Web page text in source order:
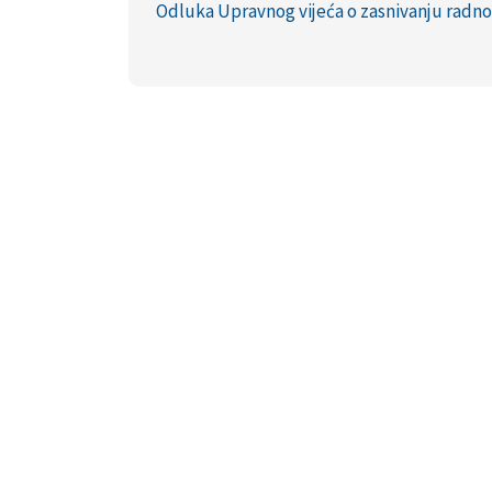
Odluka Upravnog vijeća o zasnivanju